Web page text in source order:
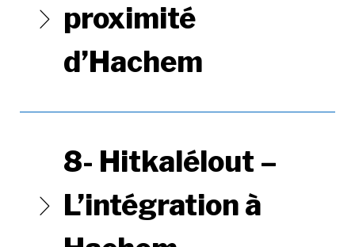
proximité
d’Hachem
8- Hitkalélout –
L’intégration à